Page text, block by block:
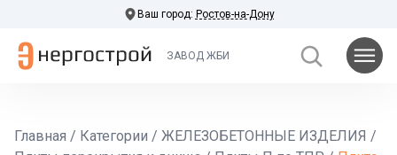
Ваш город: Ростов-на-Дону
ЗАВОД ЖБИ
Главная / Категории / ЖЕЛЕЗОБЕТОННЫЕ ИЗДЕЛИЯ /